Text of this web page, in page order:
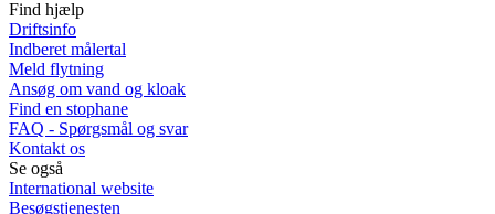
Find hjælp
Driftsinfo
Indberet målertal
Meld flytning
Ansøg om vand og kloak
Find en stophane
FAQ - Spørgsmål og svar
Kontakt os
Se også
International website
Besøgstjenesten